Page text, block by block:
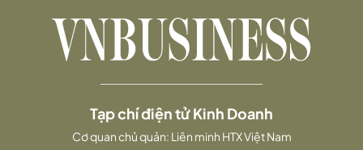
Tạp chí điện tử Kinh Doanh
Cơ quan chủ quản: Liên minh HTX Việt Nam